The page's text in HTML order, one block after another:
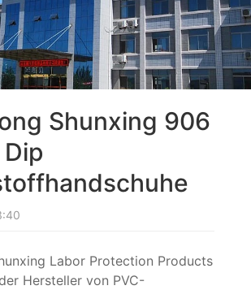
Shunxing 906
Labor Protection Products
Hersteller von PVC-